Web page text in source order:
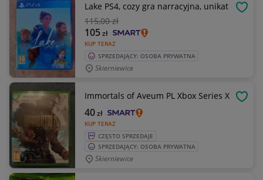
Lake PS4, cozy gra narracyjna, unikat
115,00 zł
KUP TERAZ
105zł
SPRZEDAJĄCY: OSOBA PRYWATNA
Skierniewice
Immortals of Aveum PL Xbox Series X
KUP TERAZ
40zł
CZĘSTO SPRZEDAJE
SPRZEDAJĄCY: OSOBA PRYWATNA
Skierniewice